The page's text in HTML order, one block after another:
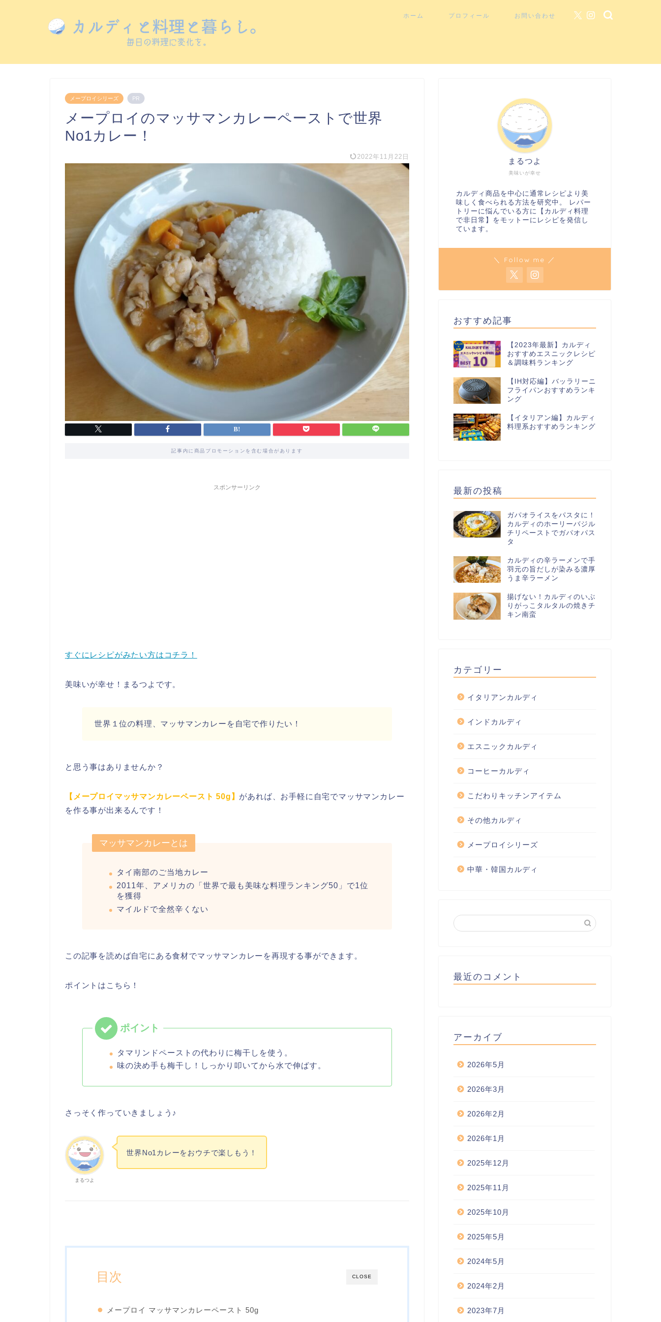
ホーム プロフィール お問い合わせ
メープロイシリーズ PR
メープロイのマッサマンカレーペーストで世界
No1カレー！
2022年11月22日
記事内に商品プロモーションを含む場合があります
スポンサーリンク
すぐにレシピがみたい方はコチラ！
美味いが幸せ！まるつよです。
世界１位の料理、マッサマンカレーを自宅で作りたい！
と思う事はありませんか？
【メープロイマッサマンカレーペースト 50g】 があれば、お手軽に自宅でマッサマンカレー
を作る事が出来るんです！
マッサマンカレーとは
タイ南部のご当地カレー
2011年、アメリカの「世界で最も美味な料理ランキング50」で1位
を獲得
マイルドで全然辛くない
この記事を読めば自宅にある食材でマッサマンカレーを再現する事ができます。
ポイントはこちら！
タマリンドペーストの代わりに梅干しを使う。
味の決め手も梅干し！しっかり叩いてから水で伸ばす。
さっそく作っていきましょう♪
まるつよ
世界No1カレーをおウチで楽しもう！
CLOSE
目次
メープロイ マッサマンカレーペースト 50g
美味いが幸せ
まるつよ
カルディ商品を中心に通常レシピより美
味しく食べられる方法を研究中。 レパー
トリーに悩んでいる方に【カルディ料理
で非日常】をモットーにレシピを発信し
ています。
＼ Follow me ／
おすすめ記事
【2023年最新】カルディ
おすすめエスニックレシピ
＆調味料ランキング
【IH対応編】バッラリーニ
フライパンおすすめランキ
ング
【イタリアン編】カルディ
料理系おすすめランキング
最新の投稿
ガパオライスをパスタに！
カルディのホーリーバジル
チリペーストでガパオパス
タ
カルディの辛ラーメンで手
羽元の旨だしが染みる濃厚
うま辛ラーメン
揚げない！カルディのいぶ
りがっこタルタルの焼きチ
キン南蛮
カテゴリー
イタリアンカルディ
インドカルディ
エスニックカルディ
コーヒーカルディ
こだわりキッチンアイテム
その他カルディ
メープロイシリーズ
中華・韓国カルディ
最近のコメント
アーカイブ
2026年5月
2026年3月
2026年2月
2026年1月
2025年12月
2025年11月
2025年10月
2025年5月
2024年5月
2024年2月
2023年7月